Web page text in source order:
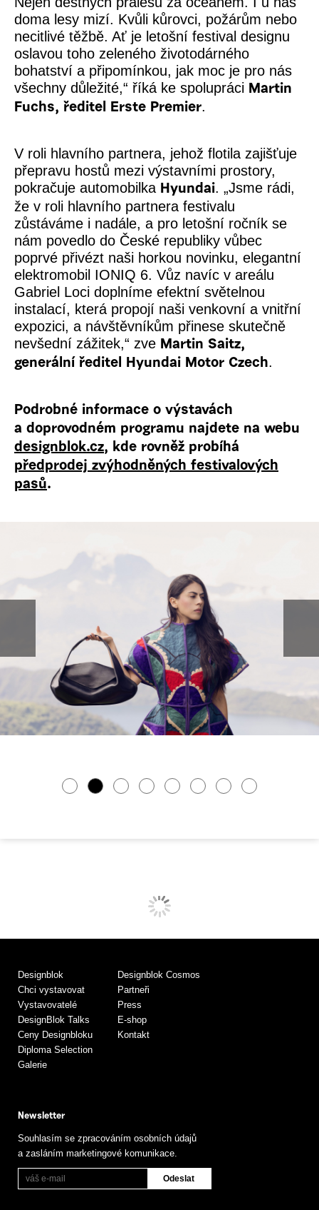
doma lesy mizí. Kvůli kůrovci, požárům nebo
necitlivé těžbě. Ať je letošní festival designu
oslavou toho zeleného životodárného
bohatství a připomínkou, jak moc je pro nás
všechny důležité,“ říká ke spolupráci Martin
Fuchs, ředitel Erste Premier.
V roli hlavního partnera, jehož flotila zajišťuje
přepravu hostů mezi výstavními prostory,
pokračuje automobilka Hyundai. „Jsme rádi,
že v roli hlavního partnera festivalu
zůstáváme i nadále, a pro letošní ročník se
nám povedlo do České republiky vůbec
poprvé přivézt naši horkou novinku, elegantní
elektromobil IONIQ 6. Vůz navíc v areálu
Gabriel Loci doplníme efektní světelnou
instalací, která propojí naši venkovní a vnitřní
expozici, a návštěvníkům přinese skutečně
nevšední zážitek,“ zve Martin Saitz,
generální ředitel Hyundai Motor Czech.
Podrobné informace o výstavách
a doprovodném programu najdete na webu
designblok.cz, kde rovněž probíhá
předprodej zvýhodněných festivalových
pasů.
Designblok
Chci vystavovat
Vystavovatelé
DesignBlok Talks
Ceny Designbloku
Diploma Selection
Galerie
Designblok Cosmos
Partneři
Press
E-shop
Kontakt
Newsletter
Souhlasím se zpracováním osobních údajů
a zasláním marketingové komunikace.